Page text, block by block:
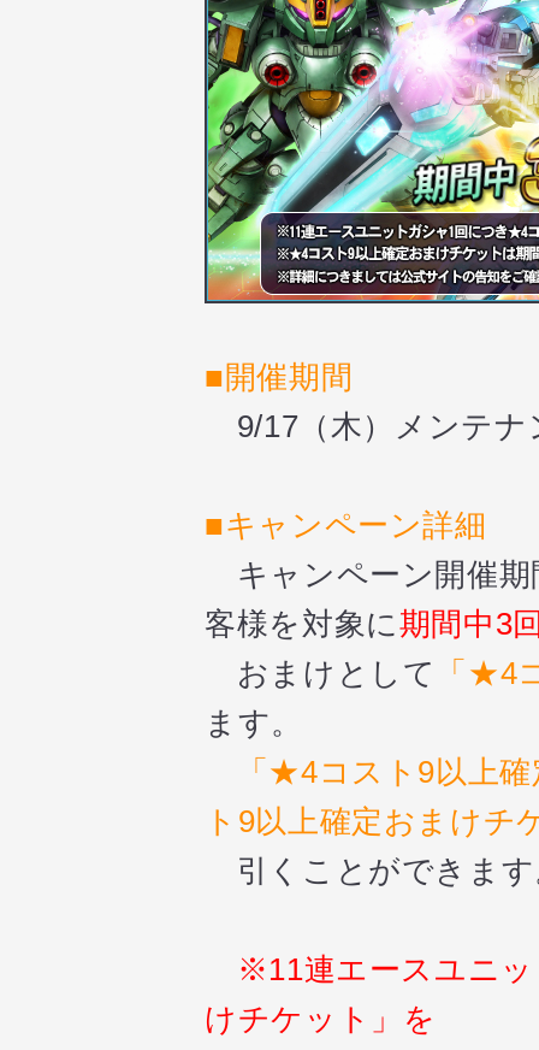
■開催期間
9/17（木）メンテナ
■キャンペーン詳細
キャンペーン開催期
客様を対象に期間中3
おまけとして
「★4
ます。
「★4コスト9以上
ト9以上確定おまけチ
引くことができます
※11連エースユニ
けチケット」を